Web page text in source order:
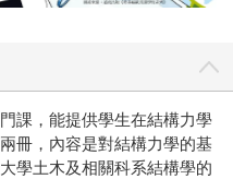
課，能提供學生在結構力學
冊，內容是對結構力學的基
學土木及相關科系結構學的